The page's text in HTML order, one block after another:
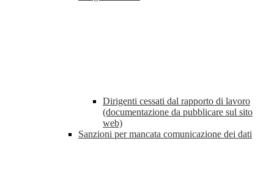
Dirigenti cessati dal rapporto di lavoro
(documentazione da pubblicare sul sito
web)
Sanzioni per mancata comunicazione dei dati